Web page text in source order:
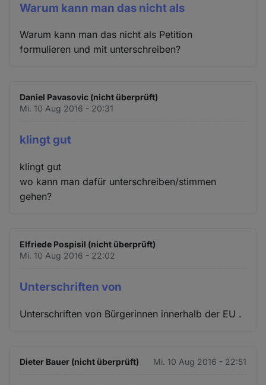
Warum kann man das nicht als
Warum kann man das nicht als Petition
formulieren und mit unterschreiben?
Daniel Pavasovic (nicht überprüft)
Mi. 10 Aug 2016 - 20:31
klingt gut
klingt gut
wo kann man dafür unterschreiben/stimmen
gehen?
Elfriede Pospisil (nicht überprüft)
Mi. 10 Aug 2016 - 22:02
Unterschriften von
Unterschriften von Bürgerinnen innerhalb der EU .
Dieter Bauer (nicht überprüft) Mi. 10 Aug 2016 - 22:51